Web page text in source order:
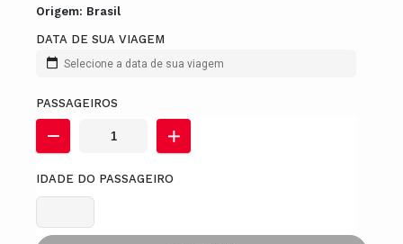
Origem: Brasil
DATA DE SUA VIAGEM
Selecione a data de sua viagem
PASSAGEIROS
IDADE DO PASSAGEIRO